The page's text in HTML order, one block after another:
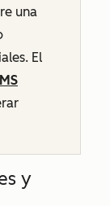
una
El
y